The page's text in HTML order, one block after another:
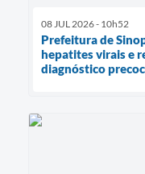
08 JUL 2026 - 10h52
Prefeitura de
hepatites virais e
diagnóstico